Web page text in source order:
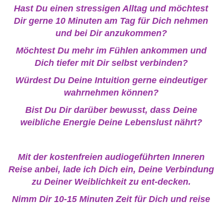
Hast Du einen stressigen Alltag und möchtest
Dir gerne 10 Minuten am Tag für Dich nehmen
und bei Dir anzukommen?
Möchtest Du mehr im Fühlen ankommen und
Dich tiefer mit Dir selbst verbinden?
Würdest Du Deine Intuition gerne eindeutiger
wahrnehmen können?
Bist Du Dir darüber bewusst, dass Deine
weibliche Energie Deine Lebenslust nährt?
Mit der kostenfreien audiogeführten Inneren
Reise anbei, lade ich Dich ein, Deine Verbindung
zu Deiner Weiblichkeit zu ent-decken.
Nimm Dir 10-15 Minuten Zeit für Dich und reise